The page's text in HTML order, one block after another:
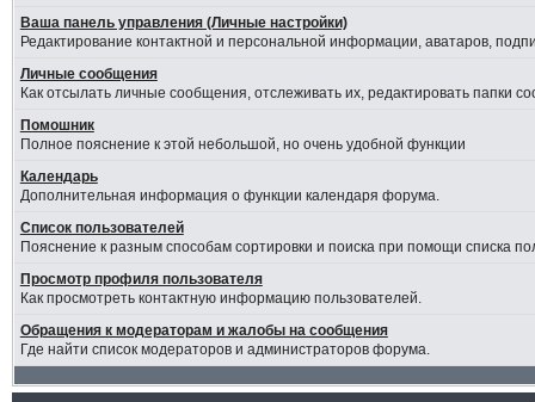
Ваша панель управления (Личные настройки)
Редактирование контактной и персональной информации, аватаров,
Личные сообщения
Как отсылать личные сообщения, отслеживать их, редактировать папки
Помошник
Полное пояснение к этой небольшой, но очень удобной функции
Календарь
Дополнительная информация о функции календаря форума.
Список пользователей
Пояснение к разным способам сортировки и поиска при помощи списка
Просмотр профиля пользователя
Как просмотреть контактную информацию пользователей.
Обращения к модераторам и жалобы на сообщения
Где найти список модераторов и администраторов форума.